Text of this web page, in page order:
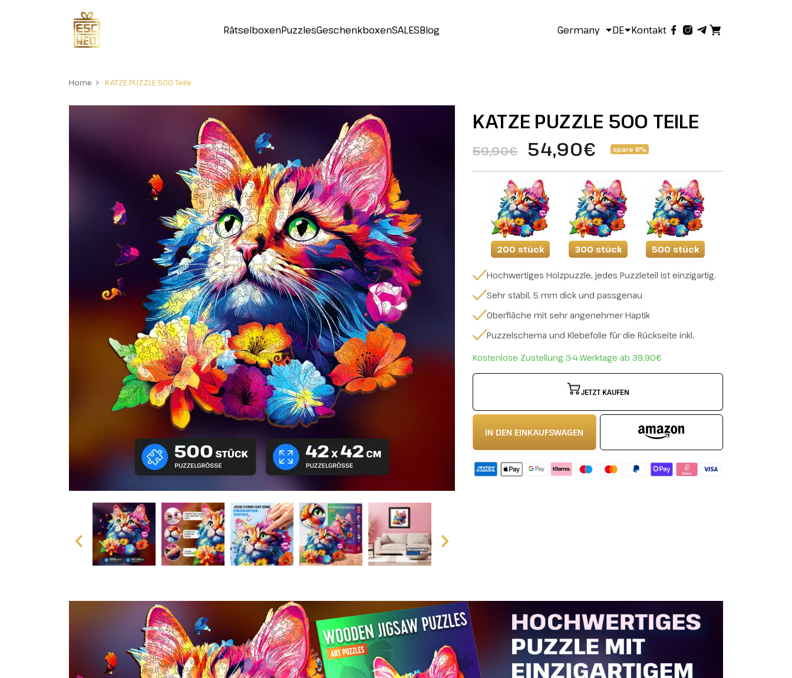
RätselboxenPuzzlesGeschenkboxenSALESBlog Germany DE Kontakt
Home KATZE PUZZLE 500 Teile
KATZE PUZZLE 500 TEILE
59,90€ 54,90€ spare 8%
200 stück 300 stück 500 stück
Hochwertiges Holzpuzzle, jedes Puzzleteil ist einzigartig.
Sehr stabil, 5 mm dick und passgenau
Oberfläche mit sehr angenehmer Haptik
Puzzelschema und Klebefolie für die Rückseite inkl.
Kostenlose Zustellung 3-4 Werktage ab 39,90€
JETZT KAUFEN
IN DEN EINKAUFSWAGEN